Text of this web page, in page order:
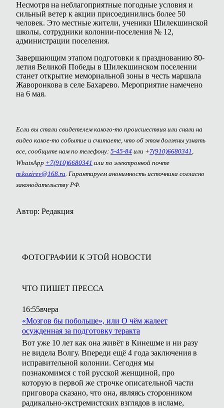
Несмотря на неблагоприятные погодные условия и
сильный ветер к акции присоединились более 50
человек. Это местные жители, ученики Шилекшинской
школы, сотрудники колонии-поселения № 12,
администрации поселения.
Завершающим этапом подготовки к празднованию 80-
летия Великой Победы в Шилекшинском поселении
станет открытие мемориальной зоны в честь маршала
Жаворонкова в селе Бахарево. Мероприятие намечено
на 6 мая.
Если вы стали свидетелем какого-то происшествия или сняли на
видео какое-то событие и считаете, что об этом должны узнать
все, сообщите нам по телефону: 5-45-84 или +7(910)6680341 ,
WhatsApp +7(910)6680341 или по электронной почте
m.kozirev@168.ru . Гарантируем анонимность источника согласно
законодательству РФ.
Автор: Редакция
ФОТОГРАФИИ К ЭТОЙ НОВОСТИ
ЧТО ПИШЕТ ПРЕССА
16:55вчера
«Мозгов бы побольше», или О чём жалеет
осужденная за подготовку теракта
Вот уже 10 лет как она живёт в Кинешме и ни разу
не видела Волгу. Впереди ещё 4 года заключения в
исправительной колонии. Сегодня мы
познакомимся с той русской женщиной, про
которую в первой же строчке описательной части
приговора сказано, что она, являясь сторонником
радикально-экстремистских взглядов в исламе,